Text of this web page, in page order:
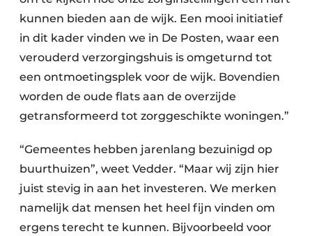
kunnen bieden aan de wijk. Een mooi initiatief
in dit kader vinden we in De Posten, waar een
verouderd verzorgingshuis is omgeturnd tot
een ontmoetingsplek voor de wijk. Bovendien
worden de oude flats aan de overzijde
getransformeerd tot zorggeschikte woningen.”
“Gemeentes hebben jarenlang bezuinigd op
buurthuizen”, weet Vedder. “Maar wij zijn hier
juist stevig in aan het investeren. We merken
namelijk dat mensen het heel fijn vinden om
ergens terecht te kunnen. Bijvoorbeeld voor